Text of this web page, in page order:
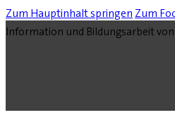
Zum Hauptinhalt springen Zum
Information und Bildungsarbeit